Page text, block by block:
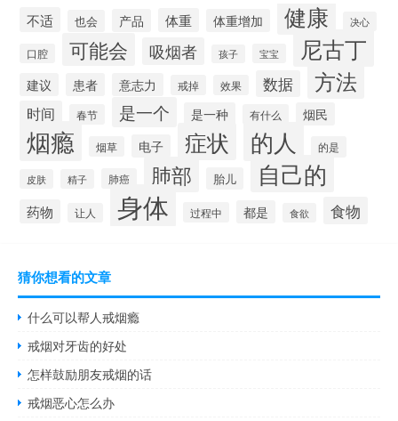
不适 也会 产品 体重 体重增加 健康 决心
口腔 可能会 吸烟者 孩子 宝宝 尼古丁
建议 患者 意志力 戒掉 效果 数据 方法
时间 春节 是一个 是一种 有什么 烟民
烟瘾 烟草 电子 症状 的人 的是
皮肤 精子 肺癌 肺部 胎儿 自己的
药物 让人 身体 过程中 都是 食欲 食物
猜你想看的文章
什么可以帮人戒烟瘾
戒烟对牙齿的好处
怎样鼓励朋友戒烟的话
戒烟恶心怎么办